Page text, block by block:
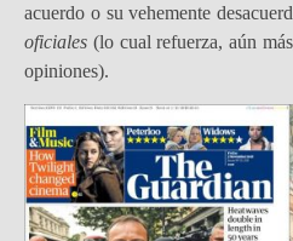
acuerdo o su vehemente
oficiales (lo cual refuerza, aún
opiniones).